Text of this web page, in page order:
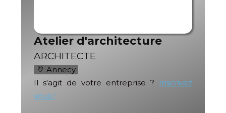
Atelier d'architecture
ARCHITECTE
Annecy
Il s'agit de votre entreprise ?
Inscrivez
vous !